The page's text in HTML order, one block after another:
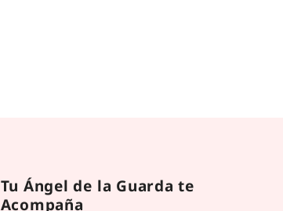
Tu Ángel de la Guarda te
Acompaña